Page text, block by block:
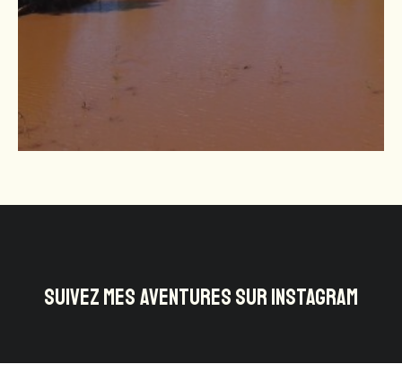
SUIVEZ MES AVENTURES SUR INSTAGRAM